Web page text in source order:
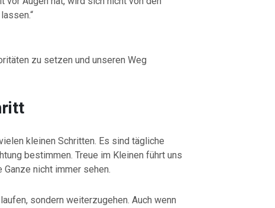
zu setzen und unseren Weg
kleinen Schritten. Es sind tägliche
bestimmen. Treue im Kleinen führt uns
nicht immer sehen.
sondern weiterzugehen. Auch wenn